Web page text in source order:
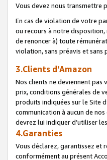
Vous devez nous transmettre
En cas de violation de votre
ou recours à notre
de renoncer à) toute
violation, sans préavis et
3.Clients d’Amazon
Nos clients ne deviennent pas
prix, conditions générales de
produits indiquées sur le Site
communication à aucun de
devrez lui indiquer d’utiliser
4.Garanties
Vous déclarez, garantissez et
conformément au présent